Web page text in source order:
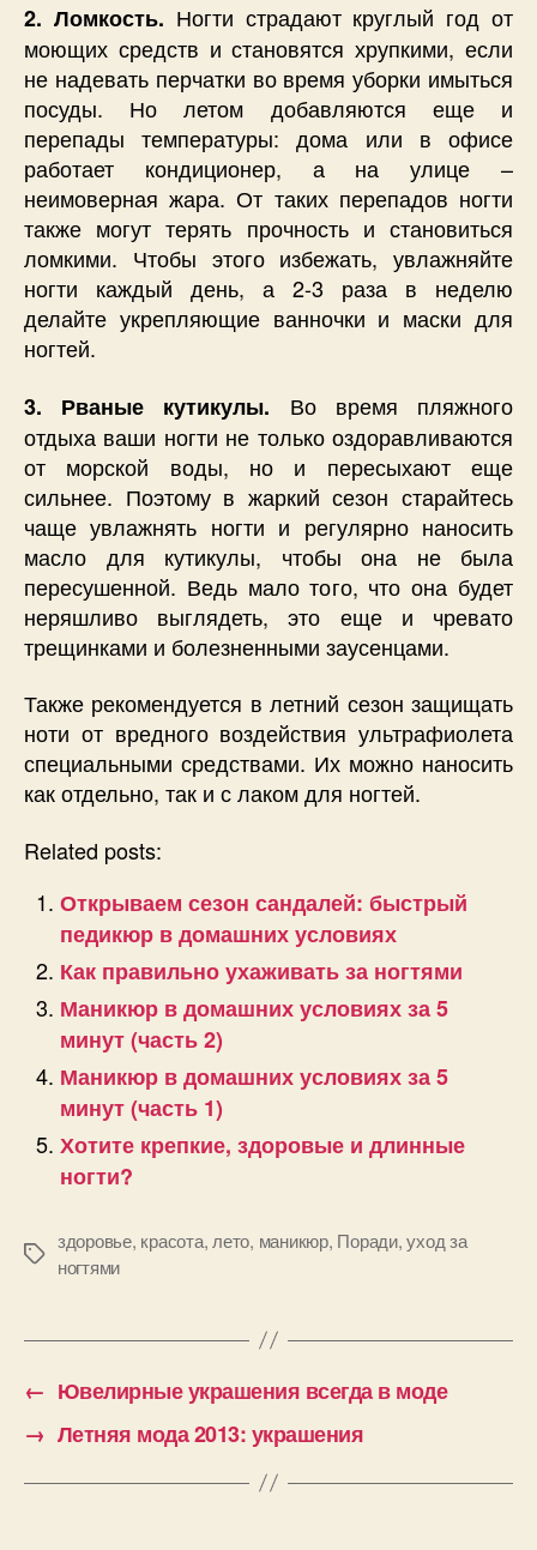
2. Ломкость. Ногти страдают круглый год от
моющих средств и становятся хрупкими, если
не надевать перчатки во время уборки имыться
посуды. Но летом добавляются еще и
перепады температуры: дома или в офисе
работает кондиционер, а на улице –
неимоверная жара. От таких перепадов ногти
также могут терять прочность и становиться
ломкими. Чтобы этого избежать, увлажняйте
ногти каждый день, а 2-3 раза в неделю
делайте укрепляющие ванночки и маски для
ногтей.
3. Рваные кутикулы. Во время пляжного
отдыха ваши ногти не только оздоравливаются
от морской воды, но и пересыхают еще
сильнее. Поэтому в жаркий сезон старайтесь
чаще увлажнять ногти и регулярно наносить
масло для кутикулы, чтобы она не была
пересушенной. Ведь мало того, что она будет
неряшливо выглядеть, это еще и чревато
трещинками и болезненными заусенцами.
Также рекомендуется в летний сезон защищать
ноти от вредного воздействия ультрафиолета
специальными средствами. Их можно наносить
как отдельно, так и с лаком для ногтей.
Related posts:
Открываем сезон сандалей: быстрый
педикюр в домашних условиях
Как правильно ухаживать за ногтями
Маникюр в домашних условиях за 5
минут (часть 2)
Маникюр в домашних условиях за 5
минут (часть 1)
Хотите крепкие, здоровые и длинные
ногти?
Позначки
здоровье, красота, лето, маникюр, Поради,уход за
ногтями
← Ювелирные украшения всегда в моде
→ Летняя мода 2013: украшения